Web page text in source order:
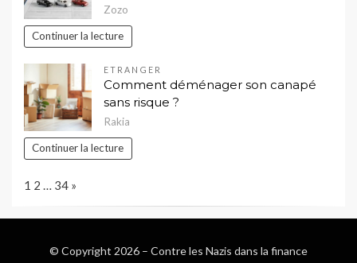
Zozo
Continuer la lecture
ETRANGER
Comment déménager son canapé
sans risque ?
Rakia
Continuer la lecture
Page:
1 2 … 34 Next
»
© Copyright 2026 – Contre les Nazis dans la finance